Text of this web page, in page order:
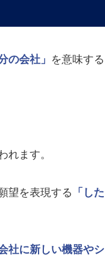
の会社」 を意味する
れます。
望を表現する 「した
社に新しい機器やシ